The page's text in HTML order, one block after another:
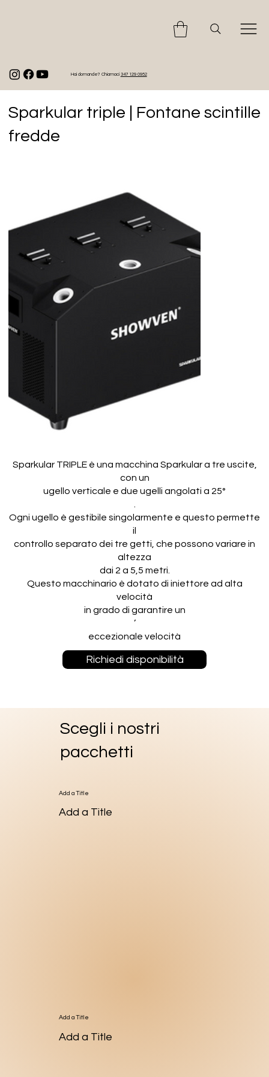
Hai domande? Chiamaci 347 129 0952
Sparkular triple | Fontane scintille
fredde
Sparkular TRIPLE è una macchina Sparkular a tre uscite,
con un
ugello verticale e due ugelli angolati a 25°
Ogni ugello è gestibile singolarmente e questo permette
il
controllo separato dei tre getti, che possono variare in
altezza
dai 2 a 5,5 metri.
Questo macchinario è dotato di iniettore ad alta
velocità
in grado di garantire un
’
eccezionale velocità
Richiedi disponibilità
Scegli i nostri
pacchetti
Add a Title
Add a Title
Add a Title
Add a Title